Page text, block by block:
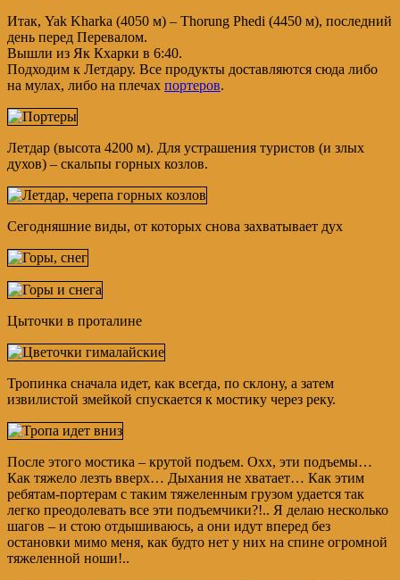
Итак, Yak Kharka (4050 м) – Thorung Phedi (4450 м), последний
день перед Перевалом.
Вышли из Як Кхарки в 6:40.
Подходим к Летдару. Все продукты доставляются сюда либо
на мулах, либо на плечах портеров.
Летдар (высота 4200 м). Для устрашения туристов (и злых
духов) – скальпы горных козлов.
Сегодняшние виды, от которых снова захватывает дух
Цыточки в проталине
Тропинка сначала идет, как всегда, по склону, а затем
извилистой змейкой спускается к мостику через реку.
После этого мостика – крутой подъем. Охх, эти подъемы…
Как тяжело лезть вверх… Дыхания не хватает… Как этим
ребятам-портерам с таким тяжеленным грузом удается так
легко преодолевать все эти подъемчики?!.. Я делаю несколько
шагов – и стою отдышиваюсь, а они идут вперед без
остановки мимо меня, как будто нет у них на спине огромной
тяжеленной ноши!..